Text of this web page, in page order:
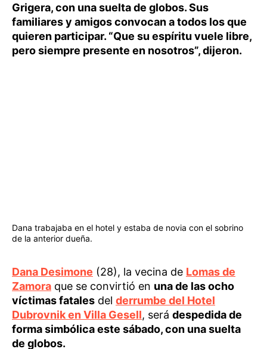
Grigera, con una suelta de globos. Sus
familiares y amigos convocan a todos los que
quieren participar. “Que su espíritu vuele libre,
pero siempre presente en nosotros”, dijeron.
Dana trabajaba en el hotel y estaba de novia con el sobrino
de la anterior dueña.
Dana Desimone (28), la vecina de Lomas de
Zamora que se convirtió en una de las ocho
víctimas fatales del derrumbe del Hotel
Dubrovnik en Villa Gesell, será despedida de
forma simbólica este sábado, con una suelta
de globos.